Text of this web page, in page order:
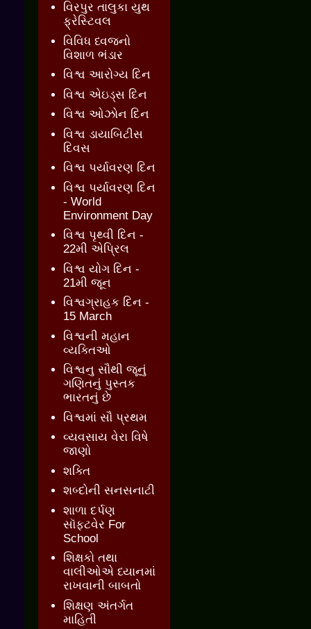
વિરપુર તાલુકા યુથ
ફ્રેસ્ટિવલ
વિવિધ ધ્વજનો
વિશાળ ભંડાર
વિશ્વ આરોગ્ય દિન
વિશ્વ એઇડ્સ દિન
વિશ્વ ઓઝોન દિન
વિશ્વ ડાયાબિટીસ
દિવસ
વિશ્વ પર્યાવરણ દિન
વિશ્વ પર્યાવરણ દિન
- World
Environment Day
વિશ્વ પૃથ્વી દિન -
22મી એપ્રિલ
વિશ્વ યોગ દિન -
21મી જૂન
વિશ્વગ્રાહક દિન -
15 March
વિશ્વની મહાન
વ્યક્તિઓ
વિશ્વનુ સૌથી જૂનું
ગણિતનું પુસ્તક
ભારતનું છે
વિશ્વમાં સૌ પ્રથમ
વ્યવસાય વેરા વિષે
જાણો
શક્તિ
શબ્દોની સનસનાટી
શાળા દર્પણ
સૉફ્ટવેર For
School
શિક્ષકો તથા
વાલીઓએ ધ્યાનમાં
રાખવાની બાબતો
શિક્ષણ અંતર્ગત
માહિતી